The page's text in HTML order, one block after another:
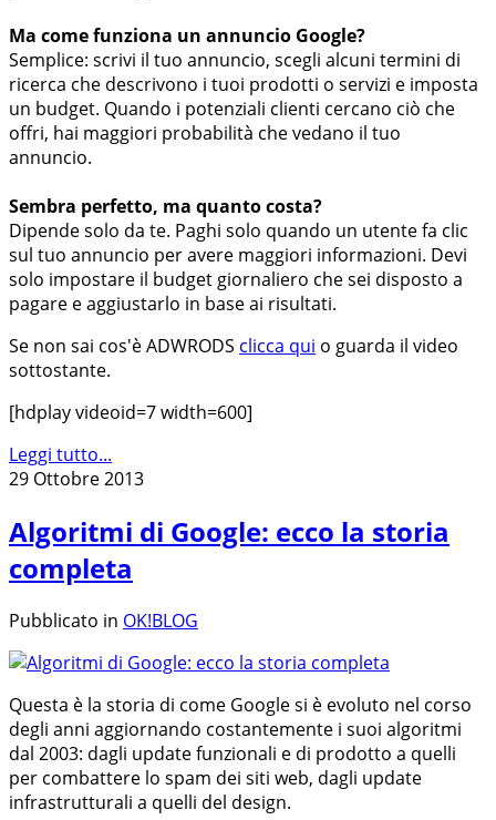
Ma come funziona un annuncio Google?
Semplice: scrivi il tuo annuncio, scegli alcuni termini di
ricerca che descrivono i tuoi prodotti o servizi e imposta
un budget. Quando i potenziali clienti cercano ciò che
offri, hai maggiori probabilità che vedano il tuo
annuncio.
Sembra perfetto, ma quanto costa?
Dipende solo da te. Paghi solo quando un utente fa clic
sul tuo annuncio per avere maggiori informazioni. Devi
solo impostare il budget giornaliero che sei disposto a
pagare e aggiustarlo in base ai risultati.
Se non sai cos'è ADWRODS clicca qui o guarda il video
sottostante.
[hdplay videoid=7 width=600]
Leggi tutto...
29 Ottobre 2013
Algoritmi di Google: ecco la storia
completa
Pubblicato in OK!BLOG
Questa è la storia di come Google si è evoluto nel corso
degli anni aggiornando costantemente i suoi algoritmi
dal 2003: dagli update funzionali e di prodotto a quelli
per combattere lo spam dei siti web, dagli update
infrastrutturali a quelli del design.